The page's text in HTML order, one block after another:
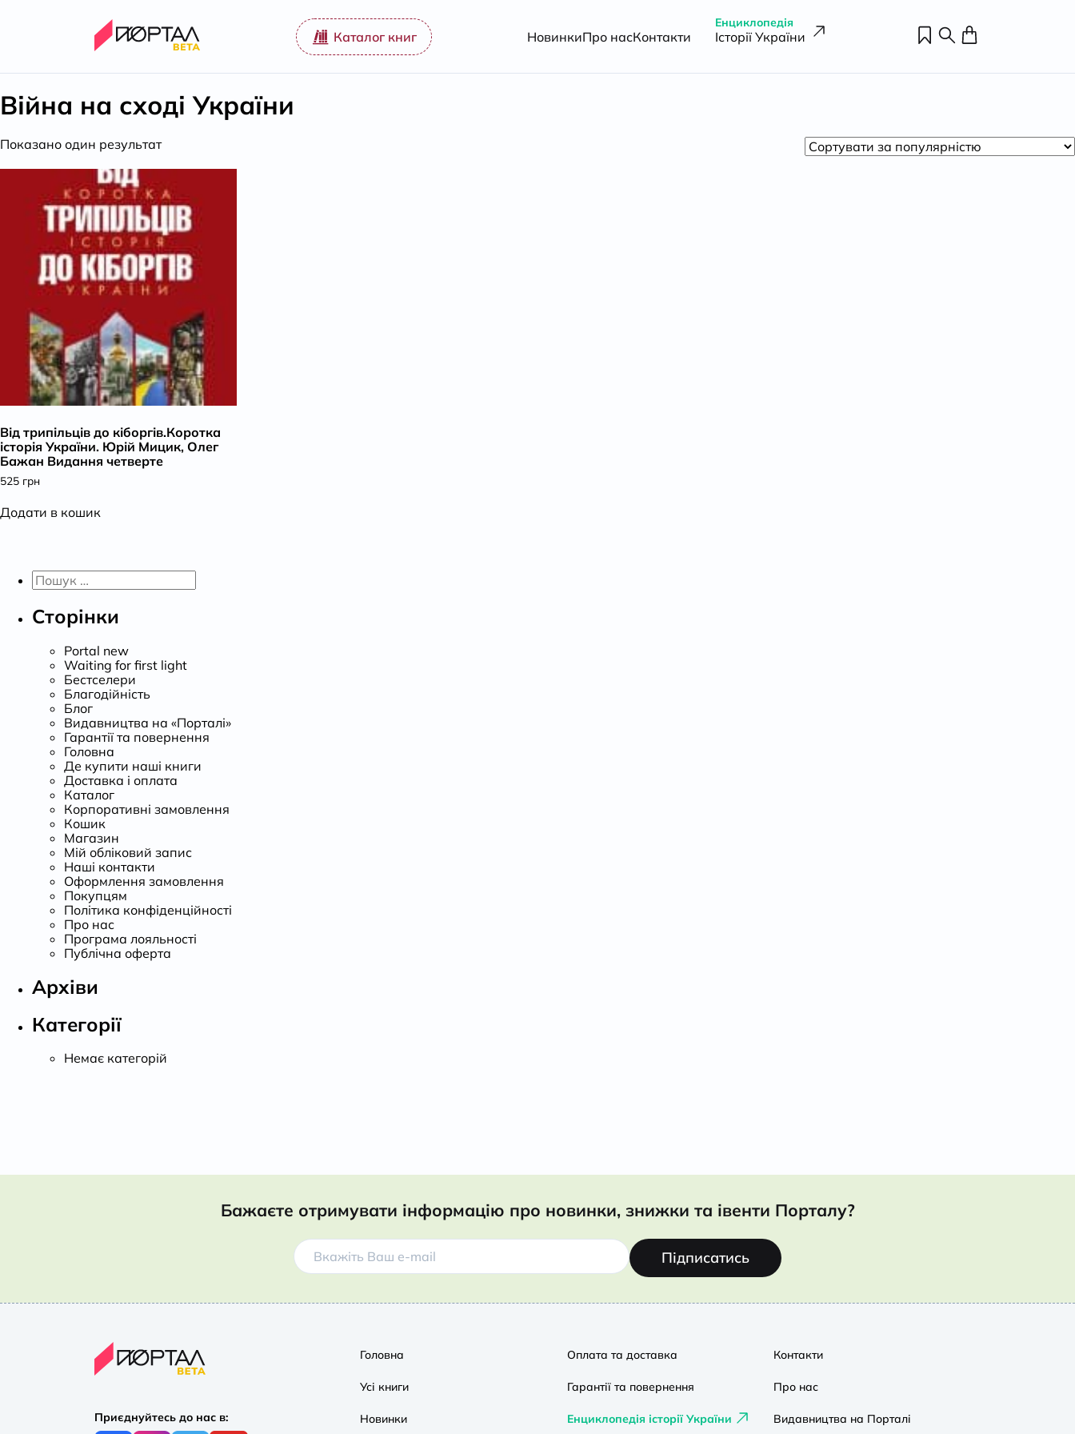
Каталог книг НовинкиПро насКонтакти
Енциклопедія
Історії України
Війна на сході України
Показано один результат
Від трипільців до кіборгів.Коротка
історія України. Юрій Мицик, Олег
Бажан Видання четверте
525 грн
Додати в кошик
Пошук:
Сторінки
Portal new
Waiting for first light
Бестселери
Благодійність
Блог
Видавництва на «Порталі»
Гарантії та повернення
Головна
Де купити наші книги
Доставка і оплата
Каталог
Корпоративні замовлення
Кошик
Магазин
Мій обліковий запис
Наші контакти
Оформлення замовлення
Покупцям
Політика конфіденційності
Про нас
Програма лояльності
Публічна оферта
Архіви
Категорії
Немає категорій
Бажаєте отримувати інформацію про новинки, знижки та івенти Порталу?
Підписатись
Приєднуйтесь до нас в:
Головна
Усі книги
Новинки
Оплата та доставка
Гарантії та повернення
Енциклопедія історії України
Контакти
Про нас
Видавництва на Порталі